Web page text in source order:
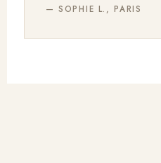
— SOPHIE L., PARIS